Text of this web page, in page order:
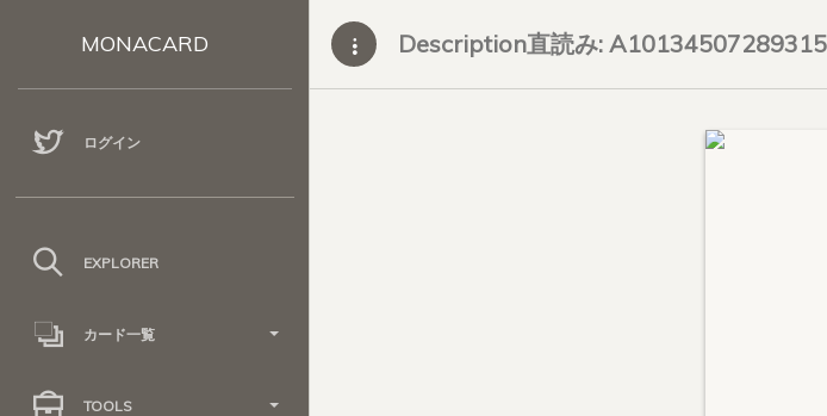
MONACARD
ログイン
EXPLORER
カード一覧
TOOLS
Description直読み: